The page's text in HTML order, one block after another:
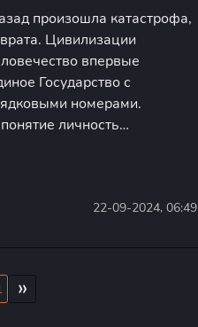
произошла катастрофа,
Цивилизации
впервые
Государство с
номерами.
личность
22-09-2024, 06:49
»